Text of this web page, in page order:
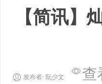
【简讯】
发布者: 阮少文 查